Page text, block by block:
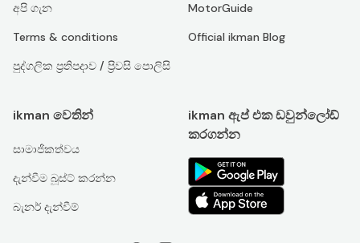
අපි ගැන
Terms & conditions
පුද්ගලික ප්‍රතිපදාව / ප්‍රිවසි පොලිසි
MotorGuide
Official ikman Blog
ikman වෙතින්
සාමාජිකත්වය
දැන්වීම බූස්ට් කරන්න
බැනර් දැන්වීම්
ikman ඇප් එක ඩවුන්ලෝඩ්
කරගන්න